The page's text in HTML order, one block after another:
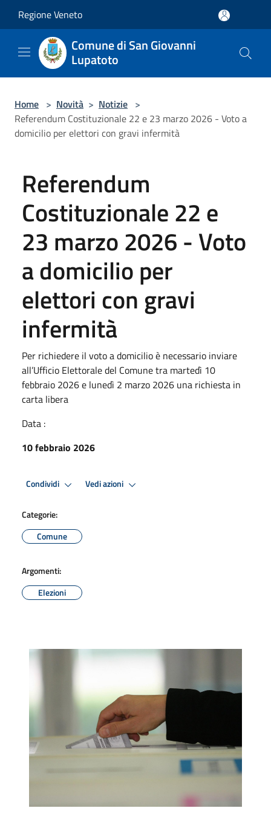
Regione Veneto
Comune di San Giovanni
Lupatoto
Home > Novità > Notizie >
Referendum Costituzionale 22 e 23 marzo 2026 - Voto a
domicilio per elettori con gravi infermità
Referendum
Costituzionale 22 e
23 marzo 2026 - Voto
a domicilio per
elettori con gravi
infermità
Per richiedere il voto a domicilio è necessario inviare
all’Ufficio Elettorale del Comune tra martedì 10
febbraio 2026 e lunedì 2 marzo 2026 una richiesta in
carta libera
Data :
10 febbraio 2026
Condividi Vedi azioni
Categorie:
Comune
Argomenti:
Elezioni